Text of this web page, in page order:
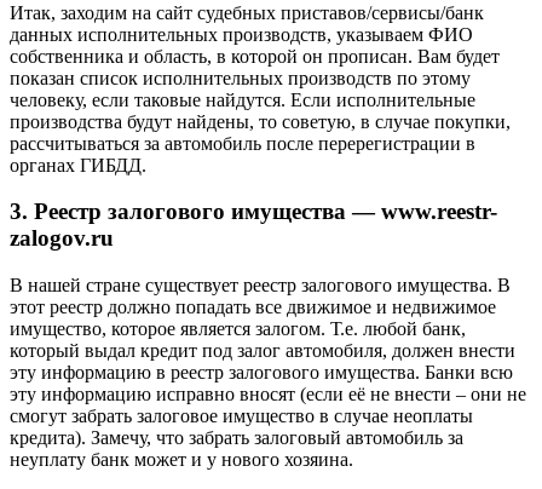
Итак, заходим на сайт судебных приставов/сервисы/банк
данных исполнительных производств, указываем ФИО
собственника и область, в которой он прописан. Вам будет
показан список исполнительных производств по этому
человеку, если таковые найдутся. Если исполнительные
производства будут найдены, то советую, в случае покупки,
рассчитываться за автомобиль после перерегистрации в
органах ГИБДД.
3. Реестр залогового имущества — www.reestr-
zalogov.ru
В нашей стране существует реестр залогового имущества. В
этот реестр должно попадать все движимое и недвижимое
имущество, которое является залогом. Т.е. любой банк,
который выдал кредит под залог автомобиля, должен внести
эту информацию в реестр залогового имущества. Банки всю
эту информацию исправно вносят (если её не внести – они не
смогут забрать залоговое имущество в случае неоплаты
кредита). Замечу, что забрать залоговый автомобиль за
неуплату банк может и у нового хозяина.